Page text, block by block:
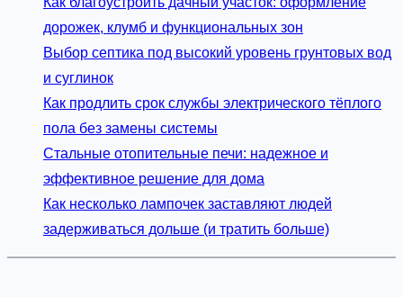
дорожек, клумб и функциональных зон
Выбор септика под высокий уровень грунтовых вод
и суглинок
Как продлить срок службы электрического тёплого
пола без замены системы
Стальные отопительные печи: надежное и
эффективное решение для дома
Как несколько лампочек заставляют людей
задерживаться дольше (и тратить больше)